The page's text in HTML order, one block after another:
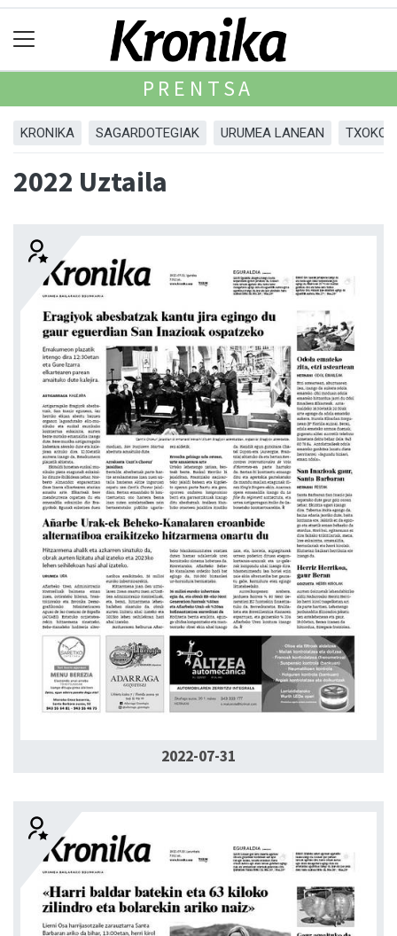
PRENTSA
KRONIKA SAGARDOTEGIAK URUMEA LANEAN
2022 Uztaila
2022-07-31